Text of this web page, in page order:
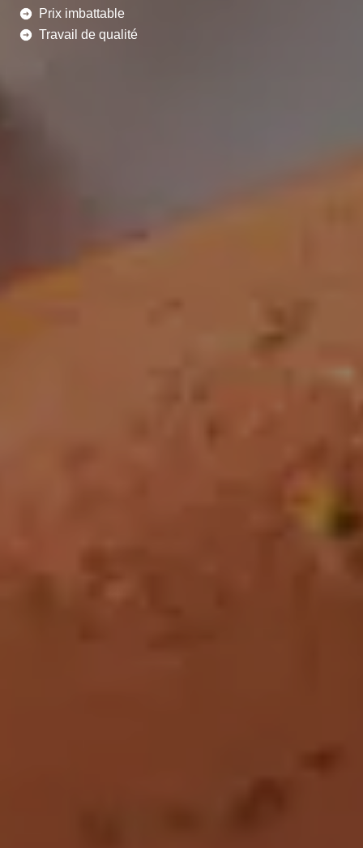
Prix imbattable
Travail de qualité